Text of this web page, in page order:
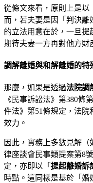
從條文來看，原則上是以
而，若夫妻是因「判決
的立法用意在於，一旦提
期待夫妻一方再對他方財
調解離婚與和解離婚的特
那麼，如果是透過法院調
《民事訴訟法》第380條
件法》第51條規定，法
效力。
因此，實務上多數見解（
律座談會民事類提案第8
定，亦即以「 提起離婚訴
時點。這同樣是基於「